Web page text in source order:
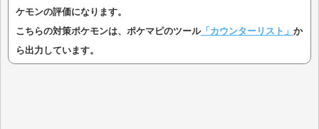
ケモンの評価になります。
こちらの対策ポケモンは、ポケマピのツール「カウンターリスト」 か
ら出力しています。